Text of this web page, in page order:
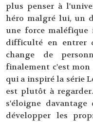
plus penser à
héro malgré lui, un
une force maléfique
difficulté en entrer
change de
finalement c'est mon
qui a inspiré la série
est plutôt à
s'éloigne
développer les